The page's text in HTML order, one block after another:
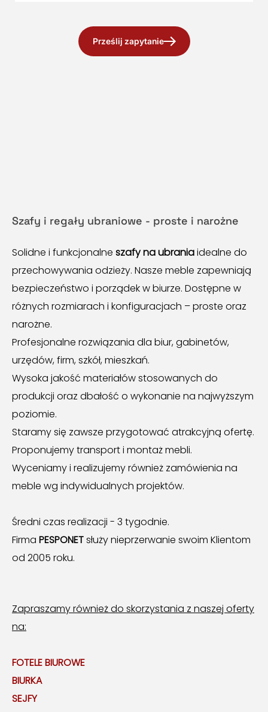
Prześlij zapytanie
Szafy i regały ubraniowe - proste i narożne
Solidne i funkcjonalne szafy na ubraniaidealne do
przechowywania odzieży. Nasze meble zapewniają
bezpieczeństwo i porządek w biurze. Dostępne w
różnych rozmiarach i konfiguracjach – proste oraz
narożne.
Profesjonalne rozwiązania dla biur, gabinetów,
urzędów, firm, szkół, mieszkań.
Wysoka jakość materiałów stosowanych do
produkcji oraz dbałość o wykonanie na najwyższym
poziomie.
Staramy się zawsze przygotować atrakcyjną ofertę.
Proponujemy transport i montaż mebli.
Wyceniamy i realizujemy również zamówienia na
meble wg indywidualnych projektów.
Średni czas realizacji - 3 tygodnie.
Firma PESPONETsłuży nieprzerwanie swoim Klientom
od 2005 roku.
Zapraszamy również do skorzystania z naszej oferty
na:
FOTELE BIUROWE
BIURKA
SEJFY